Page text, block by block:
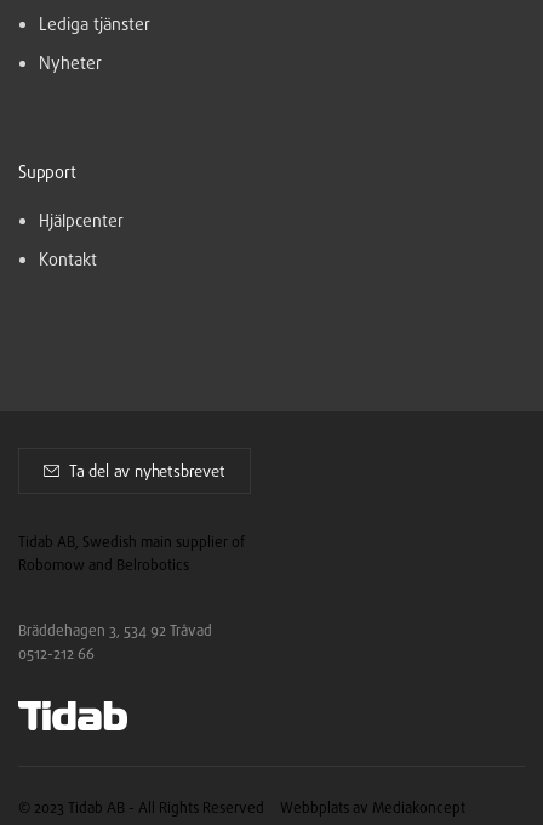
Lediga tjänster
Nyheter
Support
Hjälpcenter
Kontakt
Ta del av nyhetsbrevet
Tidab AB, Swedish main supplier of
Robomow and Belrobotics
Bräddehagen 3, 534 92 Tråvad
0512-212 66
© 2023 Tidab AB - All Rights Reserved Webbplats av Mediakoncept